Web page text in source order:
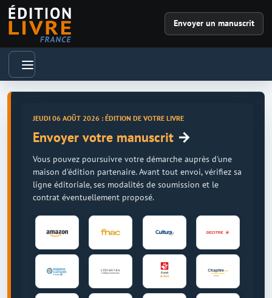
Envoyer un manuscrit
JEUDI 06 AOÛT 2026 : ÉDITION DE VOTRE LIVRE
Envoyer votre manuscrit →
Vous pouvez poursuivre votre démarche auprès d'une
maison d'édition partenaire. Avant tout envoi, vérifiez sa
ligne éditoriale, ses modalités de soumission et le
contrat éventuellement proposé.